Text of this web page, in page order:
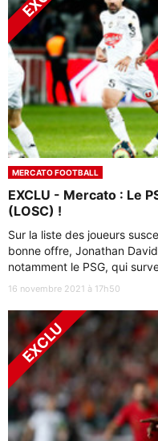
MERCATO FOOTBALL
EXCLU - Mercato : Le
(LOSC) !
Sur la liste des joueurs
bonne offre, Jonathan
notamment le PSG, qui
16 novembre 2021 à 17h50